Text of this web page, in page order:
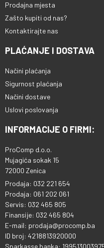
Prodajna mjesta
Zašto kupiti od nas?
Kontaktirajte nas
PLAĆANJE I DOSTAVA
Načini plaćanja
Sigurnost plaćanja
Načini dostave
Uslovi poslovanja
INFORMACIJE O FIRMI:
ProComp d.o.o.
Mujagića sokak 15
72000 Zenica
Prodaja: 032 221 654
Prodaja: 061 202 061
Servis: 032 465 805
Finansije: 032 465 804
E-mail: prodaja@procomp.ba
ID broj: 4218813920000